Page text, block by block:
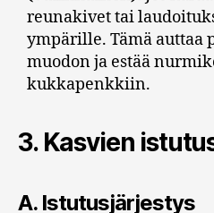
reunakivet tai
ympärille. Tämä auttaa
muodon ja estää
kukkapenkkiin.
3. Kasvien
A. Istutusjärjestys